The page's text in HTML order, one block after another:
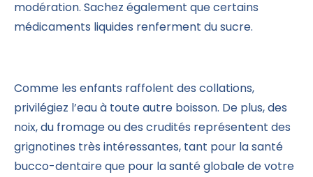
modération. Sachez également que certains
médicaments liquides renferment du sucre.
Comme les enfants raffolent des collations,
privilégiez l’eau à toute autre boisson. De plus, des
noix, du fromage ou des crudités représentent des
grignotines très intéressantes, tant pour la santé
bucco-dentaire que pour la santé globale de votre